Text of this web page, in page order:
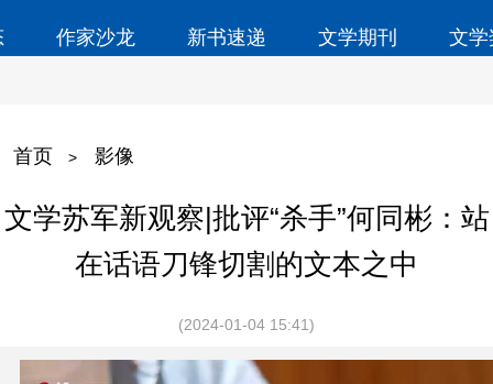
作家沙龙 新书速递 文学期刊 文
首页 > 影像
文学苏军新观察|批评“杀手”何同彬：站
在话语刀锋切割的文本之中
(2024-01-04 15:41)